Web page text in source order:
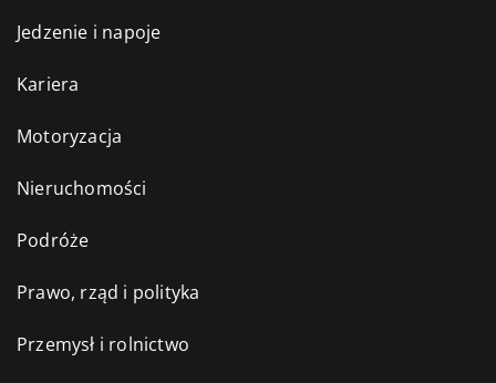
Jedzenie i napoje
Kariera
Motoryzacja
Nieruchomości
Podróże
Prawo, rząd i polityka
Przemysł i rolnictwo